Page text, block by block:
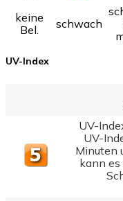
keine
Bel.
schwach
UV-Index
UV-
UV-
Minuten
kann es